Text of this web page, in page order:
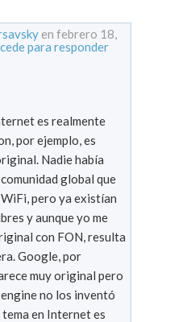
en febrero 18,
para responder
es realmente
por ejemplo, es
Nadie había
global que
pero ya existían
y aunque yo me
con FON, resulta
por
muy original pero
no los inventó